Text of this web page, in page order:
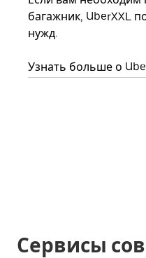
багажник, UberXXL
нужд.
Узнать больше о
Сервисы